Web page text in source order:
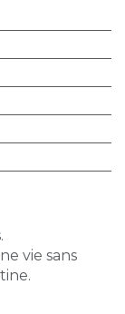
vie sans